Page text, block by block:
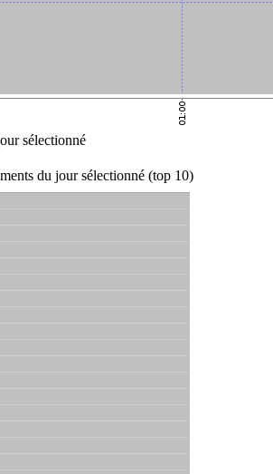
sélectionné
du jour sélectionné (top 10)